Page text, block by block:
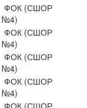
ФОК (СШОР
№4)
ФОК (СШОР
№4)
ФОК (СШОР
№4)
ФОК (СШОР
№4)